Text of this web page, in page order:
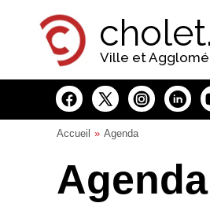
Ville et
Accueil Agenda